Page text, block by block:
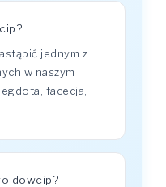
jednym z
w naszym
facecja,
dowcip?